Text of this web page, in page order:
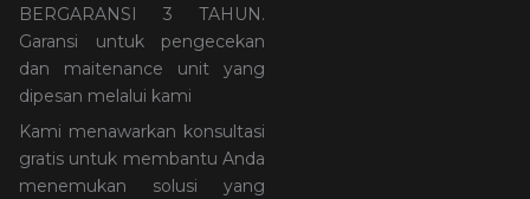
BERGARANSI 3 TAHUN.
Garansi untuk pengecekan
dan maitenance unit yang
dipesan melalui kami
Kami menawarkan konsultasi
gratis untuk membantu Anda
menemukan solusi yang